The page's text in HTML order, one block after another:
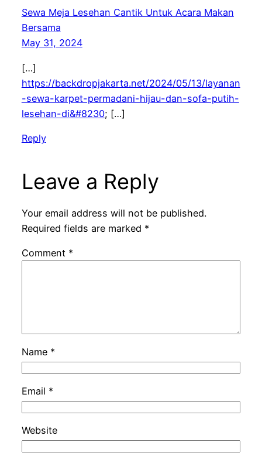
Sewa Meja Lesehan Cantik Untuk Acara Makan
Bersama
May 31, 2024
[…]
https://backdropjakarta.net/2024/05/13/layanan
-sewa-karpet-permadani-hijau-dan-sofa-putih-
lesehan-di&#8230; […]
Reply
Leave a Reply
Your email address will not be published.
Required fields are marked *
Comment *
Name *
Email *
Website